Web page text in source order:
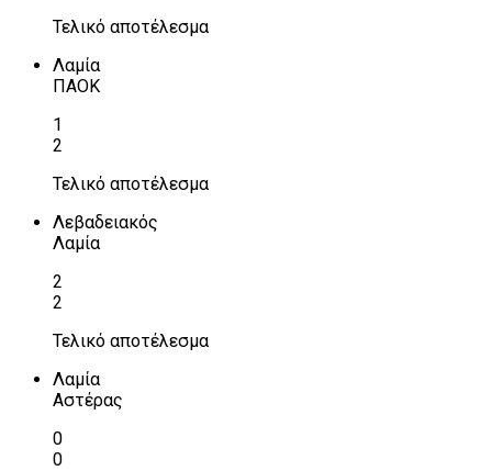
Τελικό αποτέλεσμα
Λαμία
ΠΑΟΚ
1
2
Τελικό αποτέλεσμα
Λεβαδειακός
Λαμία
2
2
Τελικό αποτέλεσμα
Λαμία
Αστέρας
0
0